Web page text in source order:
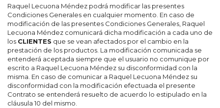
Raquel Lecuona Méndez podrá modificar las presentes
Condiciones Generales en cualquier momento. En caso de
modificación de las presentes Condiciones Generales, Raquel
Lecuona Méndez comunicará dicha modificación a cada uno de
los CLIENTES que se vean afectados por el cambio en la
prestación de los productos. La modificación comunicada se
entenderá aceptada siempre que el usuario no comunique por
escrito a Raquel Lecuona Méndez su disconformidad con la
misma. En caso de comunicar a Raquel Lecuona Méndez su
disconformidad con la modificación efectuada el presente
Contrato se entenderá resuelto de acuerdo lo estipulado en la
cláusula 10 del mismo.